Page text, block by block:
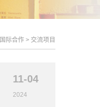
国际合作 > 交流项目
11-04
2024